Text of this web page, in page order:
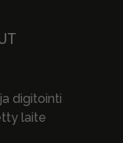
digitointi
laite